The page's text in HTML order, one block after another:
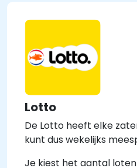
Lotto
De Lotto heeft elke
kunt dus wekelijks
Je kiest het aantal